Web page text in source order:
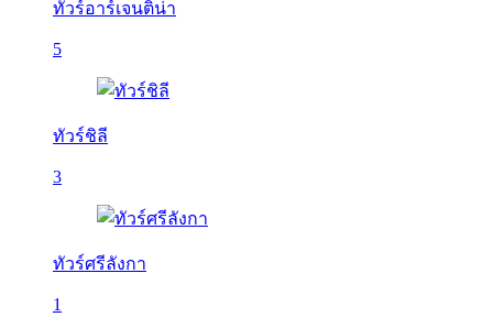
ทัวร์อาร์เจนติน่า
5
ทัวร์ชิลี
3
ทัวร์ศรีลังกา
1